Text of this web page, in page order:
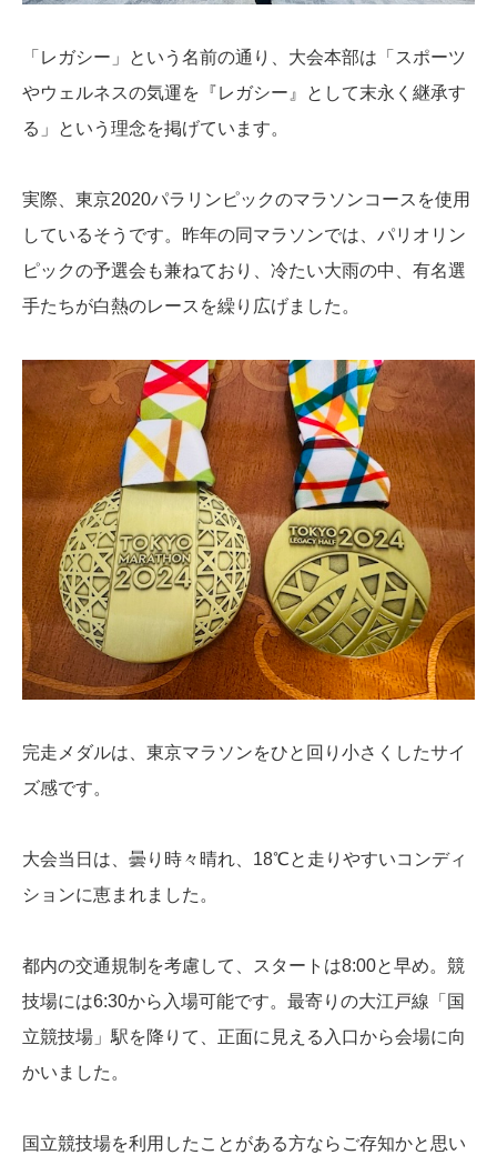
「レガシー」という名前の通り、大会本部は「スポーツ
やウェルネスの気運を『レガシー』として末永く継承す
る」という理念を掲げています。
実際、東京2020パラリンピックのマラソンコースを使用
しているそうです。昨年の同マラソンでは、パリオリン
ピックの予選会も兼ねており、冷たい大雨の中、有名選
手たちが白熱のレースを繰り広げました。
完走メダルは、東京マラソンをひと回り小さくしたサイ
ズ感です。
大会当日は、曇り時々晴れ、18℃と走りやすいコンディ
ションに恵まれました。
都内の交通規制を考慮して、スタートは8:00と早め。競
技場には6:30から入場可能です。最寄りの大江戸線「国
立競技場」駅を降りて、正面に見える入口から会場に向
かいました。
国立競技場を利用したことがある方ならご存知かと思い